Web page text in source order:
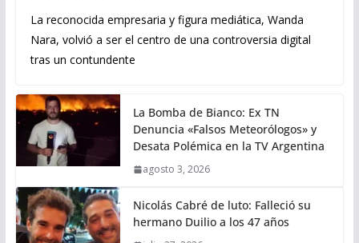
La reconocida empresaria y figura mediática, Wanda
Nara, volvió a ser el centro de una controversia digital
tras un contundente
La Bomba de Bianco: Ex TN
Denuncia «Falsos Meteorólogos» y
Desata Polémica en la TV Argentina
agosto 3, 2026
Nicolás Cabré de luto: Falleció su
hermano Duilio a los 47 años